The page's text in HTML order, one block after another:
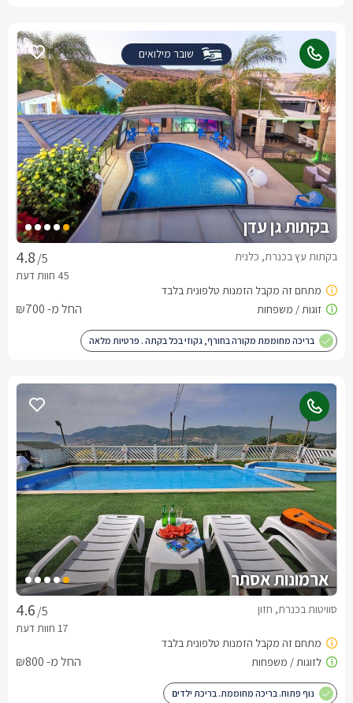
שובר מילואים
בקתות גן עדן
/5 בקתות עץ בכנרת, כלנית
החל מ- ₪700
בריכה מחוממת מקורה בחורף, גקוזי בכל בקתה . פרטיות מלאה
ארמונות אסתר
/5 סוויטות בכנרת, חזון
החל מ- ₪800
נוף פתוח. בריכה מחוממת. בריכת ילדים